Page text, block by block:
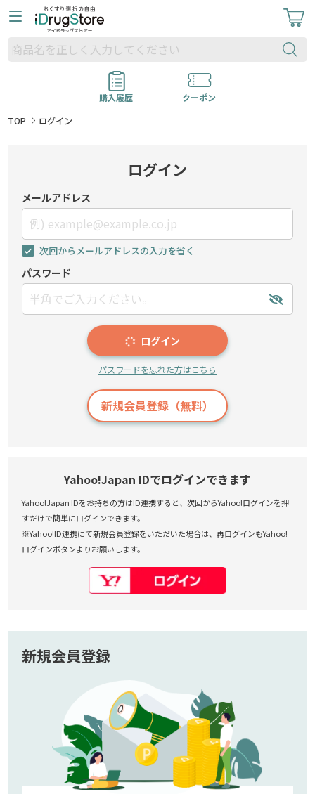
購入履歴
クーポン
TOP
ログイン
ログイン
メールアドレス
次回からメールアドレスの入力を省く
パスワード
ログイン
パスワードを忘れた方はこちら
新規会員登録（無料）
Yahoo!Japan IDでログインできます
Yahoo!Japan IDをお持ちの方はID連携すると、次回からYahoo!ログインを押
すだけで簡単にログインできます。
※Yahoo!ID連携にて新規会員登録をいただいた場合は、再ログインもYahoo!
ログインボタンよりお願いします。
新規会員登録